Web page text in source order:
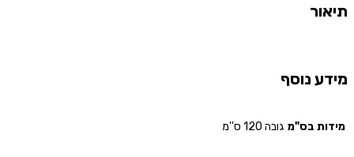
תיאור
מידע נוסף
מידות בס"מ גובה 120 ס''מ